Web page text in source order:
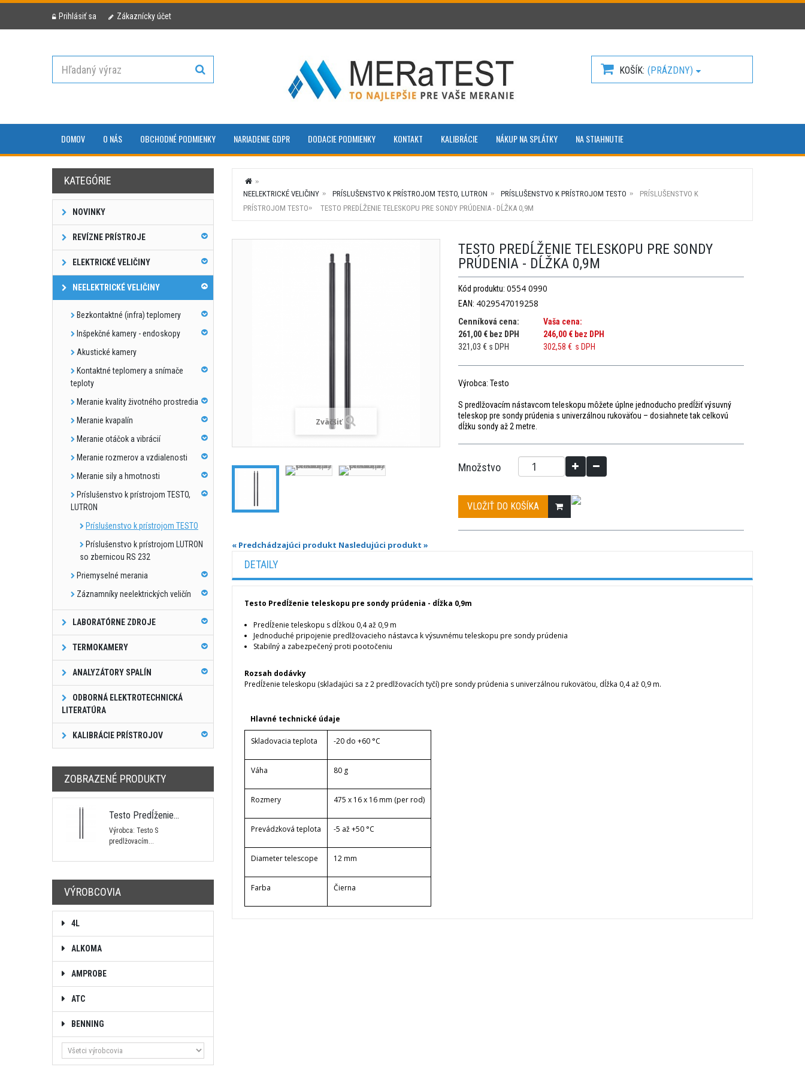
Prihlásiť sa Zákaznícky účet
KOŠÍK (PRÁZDNY)
DOMOV O NÁS OBCHODNÉ PODMIENKY NARIADENIE GDPR DODACIE PODMIENKY KONTAKT KALIBRÁCIE NÁKUP NA SPLÁTKY NA STIAHNUTIE
KATEGÓRIE
NOVINKY
REVÍZNE PRÍSTROJE
ELEKTRICKÉ VELIČINY
NEELEKTRICKÉ VELIČINY
Bezkontaktné (infra) teplomery
Inšpekčné kamery - endoskopy
Akustické kamery
Kontaktné teplomery a snímače
teploty
Meranie kvality životného prostredia
Meranie kvapalín
Meranie otáčok a vibrácií
Meranie rozmerov a vzdialenosti
Meranie sily a hmotnosti
Príslušenstvo k prístrojom TESTO,
LUTRON
Príslušenstvo k prístrojom TESTO
Príslušenstvo k prístrojom LUTRON
so zbernicou RS 232
Priemyselné merania
Záznamníky neelektrických veličín
LABORATÓRNE ZDROJE
TERMOKAMERY
ANALYZÁTORY SPALÍN
ODBORNÁ ELEKTROTECHNICKÁ
LITERATÚRA
KALIBRÁCIE PRÍSTROJOV
ZOBRAZENÉ PRODUKTY
Testo Predĺženie...
Výrobca: Testo S
predlžovacím...
VÝROBCOVIA
4L
ALKOMA
AMPROBE
ATC
BENNING
NEELEKTRICKÉ VELIČINY PRÍSLUŠENSTVO K PRÍSTROJOM TESTO, LUTRON PRÍSLUŠENSTVO K PRÍSTROJOM TESTO
PRÍSLUŠENSTVO K
PRÍSTROJOM TESTO
TESTO PREDĹŽENIE TELESKOPU PRE SONDY PRÚDENIA - DĹŽKA 0,9M
Zväčšiť
TESTO PREDĹŽENIE TELESKOPU PRE SONDY
PRÚDENIA - DĹŽKA 0,9M
Kód produktu: 0554 0990
EAN: 4029547019258
Cenníková cena:
261,00 € bez DPH
321,03 € s DPH
Vaša cena:
246,00 € bez DPH
302,58 € s DPH
Výrobca: Testo
S predlžovacím nástavcom teleskopu môžete úplne jednoducho predĺžiť výsuvný
teleskop pre sondy prúdenia s univerzálnou rukoväťou – dosiahnete tak celkovú
dĺžku sondy až 2 metre.
Množstvo
VLOŽIŤ DO KOŠÍKA
« Predchádzajúci produkt Nasledujúci produkt »
DETAILY
Testo Predĺženie teleskopu pre sondy prúdenia - dĺžka 0,9m
Predĺženie teleskopu s dĺžkou 0,4 až 0,9 m
Jednoduché pripojenie predlžovacieho nástavca k výsuvnému teleskopu pre sondy prúdenia
Stabilný a zabezpečený proti pootočeniu
Rozsah dodávky
Predĺženie teleskopu (skladajúci sa z 2 predlžovacích tyčí) pre sondy prúdenia s univerzálnou rukoväťou, dĺžka 0,4 až 0,9 m.
Hlavné technické údaje
Skladovacia teplota -20 do +60 °C
Váha 80 g
Rozmery 475 x 16 x 16 mm (per rod)
Prevádzková teplota -5 až +50 °C
Diameter telescope 12 mm
Farba Čierna